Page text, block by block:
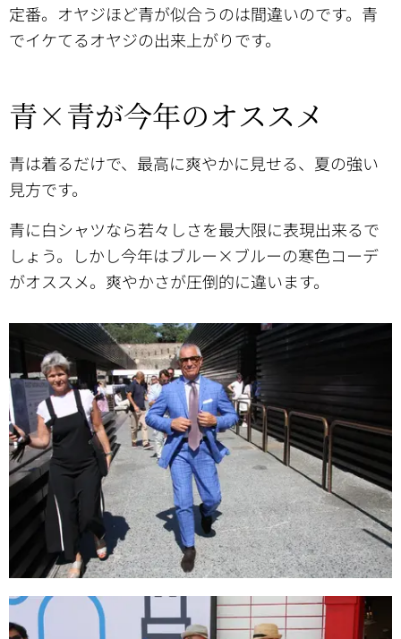
定番。オヤジほど青が似合うのは間違いのです。青
でイケてるオヤジの出来上がりです。
青×青が今年のオススメ
青は着るだけで、最高に爽やかに見せる、夏の強い
見方です。
青に白シャツなら若々しさを最大限に表現出来るで
しょう。しかし今年はブルー×ブルーの寒色コーデ
がオススメ。爽やかさが圧倒的に違います。